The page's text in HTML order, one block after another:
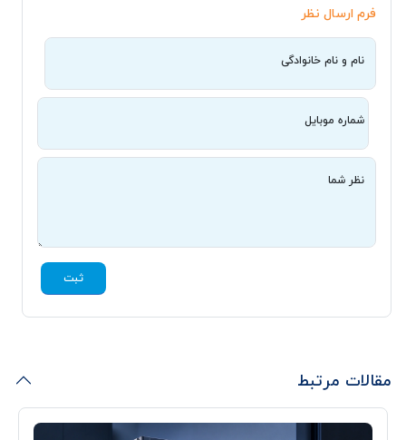
فرم ارسال نظر
نام و نام خانوادگی
شماره موبایل
نظر شما
ثبت
مقالات مرتبط